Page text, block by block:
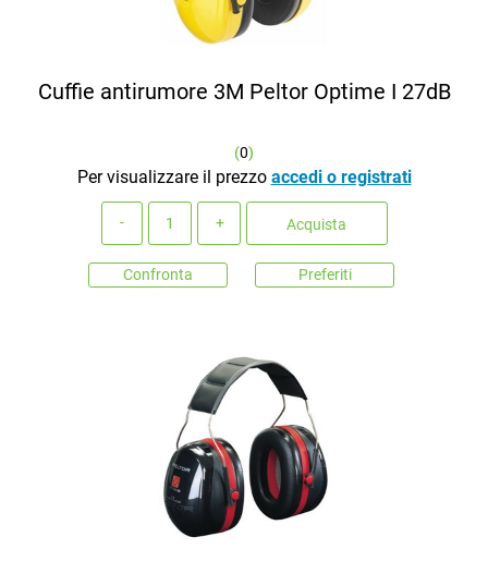
Cuffie antirumore 3M Peltor Optime I 27dB
(0)
Per visualizzare il prezzo accedi o registrati
Acquista
Confronta Preferiti